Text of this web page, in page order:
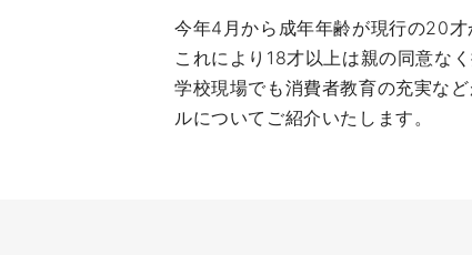
今年4月から成年年齢が現行の20才
これにより18才以上は親の同意な
学校現場でも消費者教育の充実な
ルについてご紹介いたします。